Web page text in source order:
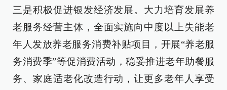
三是积极促进银发经济发展。大力培育发展养
老服务经营主体，全面实施向中度以上失能老
年人发放养老服务消费补贴项目，开展“养老服
务消费季”等促消费活动，稳妥推进老年助餐服
务、家庭适老化改造行动，让更多老年人享受